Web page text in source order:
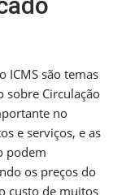
ICMS são temas
sobre Circulação
no
e serviços, e as
podem
os preços do
custo de muitos